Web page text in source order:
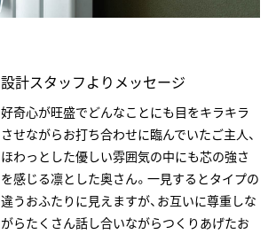
設計スタッフよりメッセージ
好奇心が旺盛でどんなことにも目をキラキラ
させながらお打ち合わせに臨んでいたご主人、
ほわっとした優しい雰囲気の中にも芯の強さ
を感じる凛とした奥さん。一見するとタイプの
違うおふたりに見えますが、お互いに尊重しな
がらたくさん話し合いながらつくりあげたお